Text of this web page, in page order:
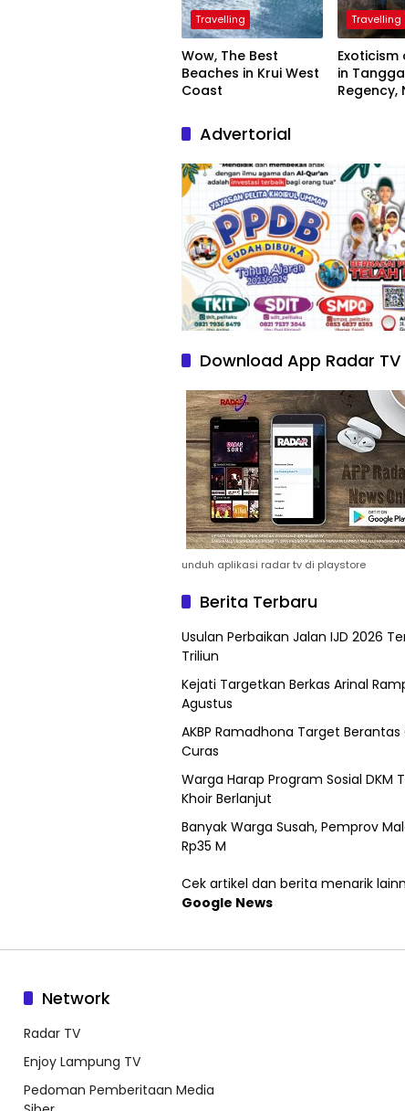
Travelling
Wow, The Best
Beaches in Krui West
Coast
Travelling
Exoticism
in
Regency,
Advertorial
Download App Radar TV
unduh aplikasi radar tv di playstore
Berita Terbaru
Usulan Perbaikan Jalan IJD 2026
Triliun
Kejati Targetkan Berkas Arinal
Agustus
AKBP Ramadhona Target
Curas
Warga Harap Program Sosial DKM
Khoir Berlanjut
Banyak Warga Susah, Pemprov
Rp35 M
Cek artikel dan berita menarik
Google News
Network
Radar TV
Enjoy Lampung TV
Pedoman Pemberitaan Media